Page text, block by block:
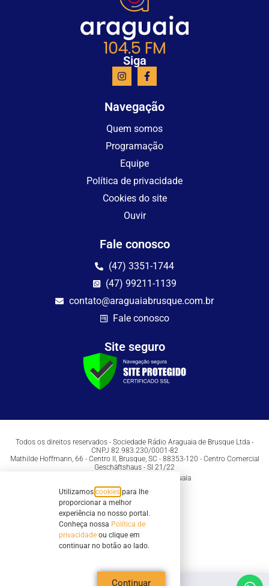
Siga
Navegação
Quem somos
Programação
Equipe
Política de privacidade
Cookies do site
Ouvir
Fale conosco
(47) 3351-1744
(47) 99211-1139
contato@araguaiabrusque.com.br
Fale conosco
Site seguro
Todos os direitos reservados - Sociedade Rádio Araguaia de Brusque Ltda -
CNPJ 82.983.230/0001-82
Mathilde Hoffmann, 66 - Centro II, Brusque, SC - 88353-120 - Centro Comercial
Geschäftshaus - Sl 21/22
Copyright © 2026 | Rádio Araguaia
Utilizamos cookies para lhe
proporcionar a melhor
experiência no nosso portal.
Conheça nossa Política de
privacidade ou clique em
continuar no botão ao lado.
Continuar